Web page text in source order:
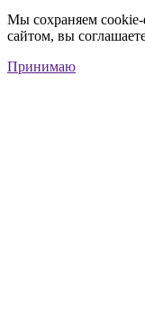
Мы сохраняем cookie-
сайтом, вы
Принимаю